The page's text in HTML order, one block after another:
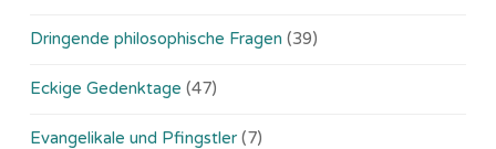
Dringende philosophische Fragen (39)
Eckige Gedenktage (47)
Evangelikale und Pfingstler (7)